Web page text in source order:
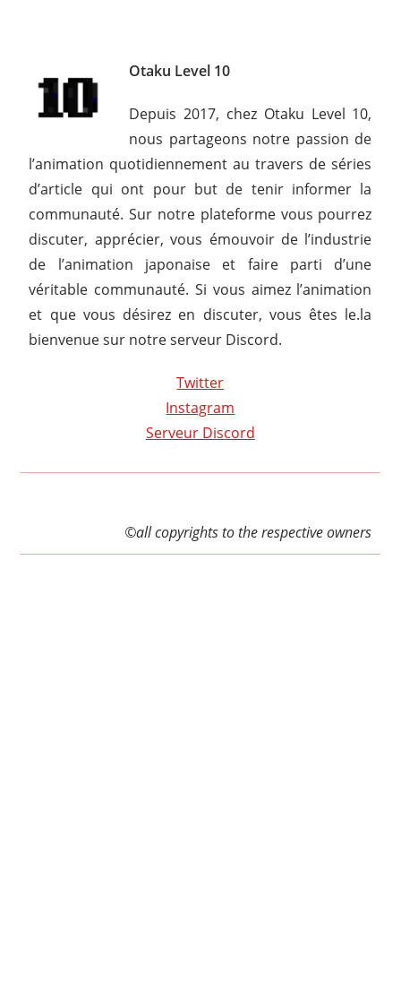
Otaku Level 10
Depuis 2017, chez Otaku Level 10,
nous partageons notre passion de
l’animation quotidiennement au travers de séries
d’article qui ont pour but de tenir informer la
communauté. Sur notre plateforme vous pourrez
discuter, apprécier, vous émouvoir de l’industrie
de l’animation japonaise et faire parti d’une
véritable communauté. Si vous aimez l’animation
et que vous désirez en discuter, vous êtes le.la
bienvenue sur notre serveur Discord.
Twitter
Instagram
Serveur Discord
©all copyrights to the respective owners